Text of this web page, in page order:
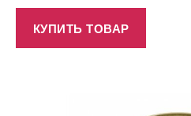
КУПИТЬ ТОВАР